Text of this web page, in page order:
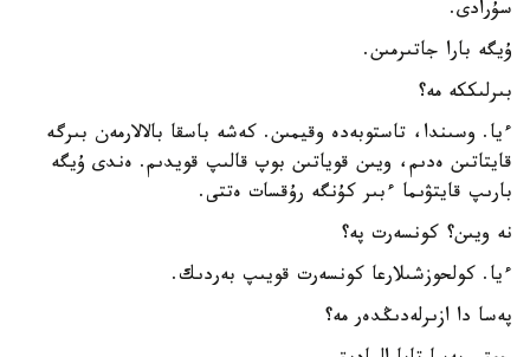
سۇرادى.
ۇيگە بارا جاتىرمىن.
بىرلىككە مە؟
ءيا. وسىندا، تاستوبەدە وقيمىن. كەشە باسقا بالالارمەن بىرگە
قايتاتىن ەدىم، ويىن قوياتىن بوپ قالىپ قويدىم. ەندى ۇيگە
بارىپ قايتۋىما ءبىر كۇنگە رۇقسات ەتتى.
نە ويىن؟ كونسەرت پە؟
ءيا. كولحوزشىلارعا كونسەرت قويىپ بەردىك.
پەسا دا ازىرلەدىڭدەر مە؟